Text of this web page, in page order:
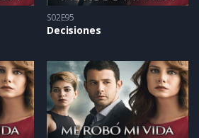
S02E95
Decisiones